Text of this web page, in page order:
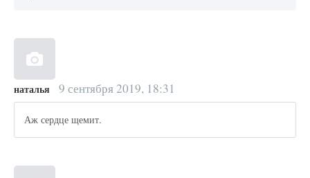
наталья 9 сентября 2019, 18:31
Аж сердце щемит.